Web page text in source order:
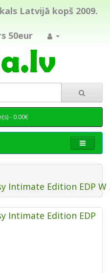
Latvijā kopš 2009.
50eur
- 0.00€
Intimate Edition EDP W